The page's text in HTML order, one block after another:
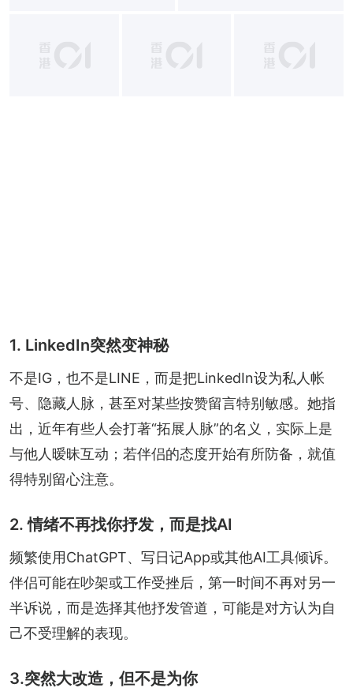
1. LinkedIn突然变神秘
不是IG，也不是LINE，而是把LinkedIn设为私人帐
号、隐藏人脉，甚至对某些按赞留言特别敏感。她指
出，近年有些人会打著“拓展人脉”的名义，实际上是
与他人暧昧互动；若伴侣的态度开始有所防备，就值
得特别留心注意。
2. 情绪不再找你抒发，而是找AI
频繁使用ChatGPT、写日记App或其他AI工具倾诉。
伴侣可能在吵架或工作受挫后，第一时间不再对另一
半诉说，而是选择其他抒发管道，可能是对方认为自
己不受理解的表现。
3.突然大改造，但不是为你